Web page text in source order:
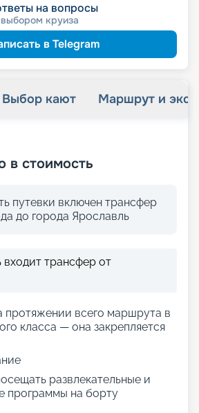
на вопросы
круиза
в Telegram
Выбор кают Маршрут и
в стоимость
путевки включен трансфер
до города Ярославль
трансфер от
протяжении всего маршрута в
класса — она закрепляется
развлекательные и
программы на борту